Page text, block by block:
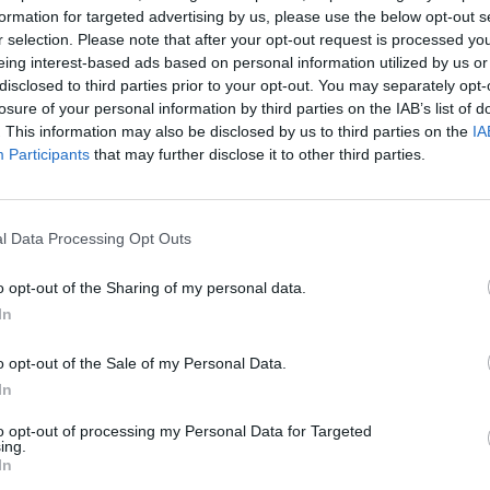
for targeted advertising by us, please use the below opt-out
selection. Please note that after your opt-out request is processed
interest-based ads based on personal information utilized by us
to third parties prior to your opt-out. You may separately
of your personal information by third parties on the IAB’s list of
This information may also be disclosed by us to third parties on the
Participants that may further disclose it to other third parties.
Data Processing Opt Outs
opt-out of the Sharing of my personal data.
opt-out of the Sale of my Personal Data.
opt-out of processing my Personal Data for Targeted
07:20Muzika
17:29Vakaro programa
17:30
Žinios, orai
17:50Muzika
19:30 Iš kartos į kartą
20:20Muzika
20:30
Sportas
22:00Žinios, orai
07:20Muzika
08:00Sportas
Muzika
08:30 „Dainuoja
vaikai“. Muzika iš
„Pūko“ dainų archyvo"
19:00„Muzikinė